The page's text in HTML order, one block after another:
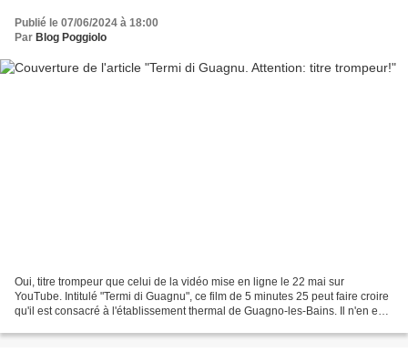
Publié le 07/06/2024 à 18:00
Par Blog Poggiolo
Oui, titre trompeur que celui de la vidéo mise en ligne le 22 mai sur
YouTube. Intitulé "Termi di Guagnu", ce film de 5 minutes 25 peut faire croire
qu'il est consacré à l'établissement thermal de Guagno-les-Bains. Il n'en est